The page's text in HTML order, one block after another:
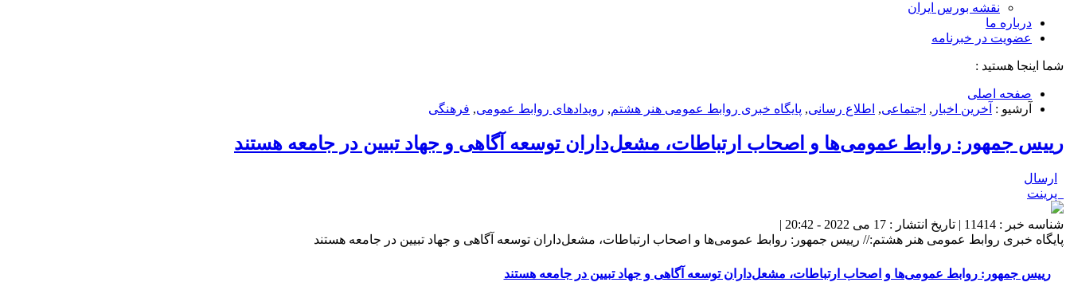
نقشه بورس ایران
درباره ما
عضويت در خبرنامه
شما اینجا هستید :
صفحه اصلی
آرشیو : آخرین اخبار , اجتماعی, اطلاع رسانی, پایگاه خبری روابط عمومی هنر هشتم, رویدادهای روابط عمومی, فرهنگی
رییس جمهور: روابط عمومی‌ها و اصحاب ارتباطات، مشعل‌داران توسعه آگاهی و جهاد تبیین در جامعه هستند
ارسال
پرینت
شناسه خبر : 11414 | تاریخ انتشار : 17 می 2022 - 20:42 |
پایگاه خبری روابط عمومی هنر هشتم:// رییس جمهور: روابط عمومی‌ها و اصحاب ارتباطات، مشعل‌داران توسعه آگاهی و جهاد تبیین در جامعه هستند
رییس جمهور: روابط عمومی‌ها و اصحاب ارتباطات، مشعل‌داران توسعه آگاهی و جهاد تبیین در جامعه هستند